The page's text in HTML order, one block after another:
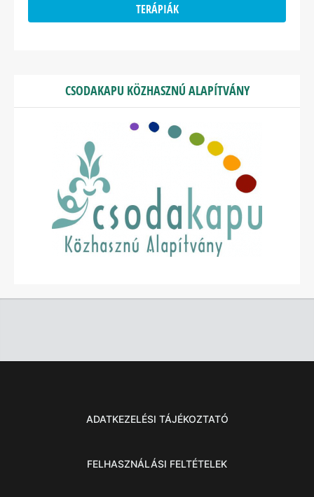
TERÁPIÁK
CSODAKAPU KÖZHASZNÚ ALAPÍTVÁNY
ADATKEZELÉSI TÁJÉKOZTATÓ
FELHASZNÁLÁSI FELTÉTELEK